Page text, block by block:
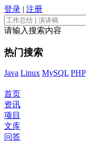
登录 | 注册
请输入搜索内容
热门搜索
Java Linux MySQL PHP
首页
资讯
项目
文库
问答